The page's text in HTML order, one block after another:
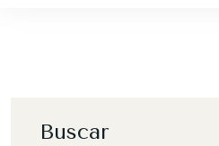
Buscar